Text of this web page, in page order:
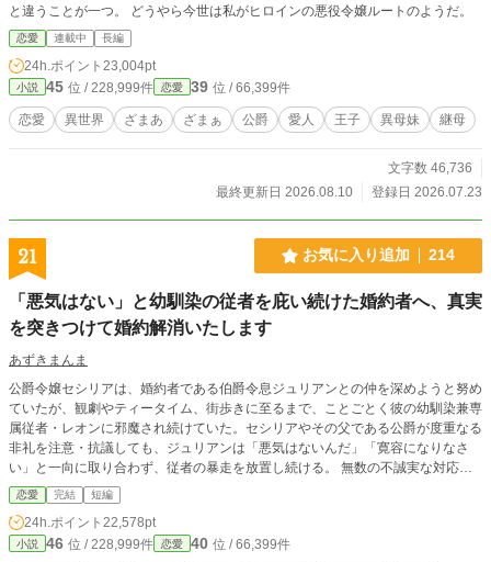
と違うことが一つ。 どうやら今世は私がヒロインの悪役令嬢ルートのようだ。
恋愛 連載中 長編
24h.ポイント 23,004pt
小説 45 位 / 228,999件 恋愛 39 位 / 66,399件
恋愛 異世界 ざまあ ざまぁ 公爵 愛人 王子 異母妹 継母
文字数 46,736
最終更新日 2026.08.10
登録日 2026.07.23
21 お気に入り追加 214
「悪気はない」と幼馴染の従者を庇い続けた婚約者へ、真実
を突きつけて婚約解消いたします
あずきまんま
公爵令嬢セシリアは、婚約者である伯爵令息ジュリアンとの仲を深めようと努め
ていたが、観劇やティータイム、街歩きに至るまで、ことごとく彼の幼馴染兼専
属従者・レオンに邪魔され続けていた。セシリアやその父である公爵が度重なる
非礼を注意・抗議しても、ジュリアンは「悪気はないんだ」「寛容になりなさ
い」と一向に取り合わず、従者の暴走を放置し続ける。 無数の不誠実な対応に
堪忍袋の緒が切れたセシリアは、綿密な記録を携え、建国記念夜会という晴れの
舞台で決着をつけることを決意。大勢の貴族が見守る中、逃げ場のない完璧な証
拠とともに婚約解消を突きつけ、身勝手な二人と身内を庇い続けた伯爵家を社会
的な破滅へと追い込んでいく。
恋愛 完結 短編
24h.ポイント 22,578pt
小説 46 位 / 228,999件 恋愛 40 位 / 66,399件